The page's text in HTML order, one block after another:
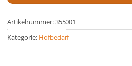
Artikelnummer:355001
Kategorie: Hofbedarf